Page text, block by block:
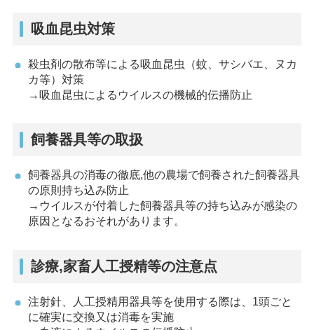
吸血昆虫対策
殺虫剤の散布等による吸血昆虫（蚊、サシバエ、ヌカ
カ等）対策
→吸血昆虫によるウイルスの機械的伝播防止
飼養器具等の取扱
飼養器具の消毒の徹底,他の農場で飼養された飼養器具
の原則持ち込み防止
→ウイルスが付着した飼養器具等の持ち込みが感染の
原因となるおそれがあります。
診療,家畜人工授精等の注意点
注射針、人工授精用器具等を使用する際は、1頭ごと
に確実に交換又は消毒を実施